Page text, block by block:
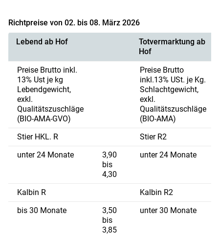
Richtpreise von 02. bis 08. März 2026
Lebend ab Hof
Totvermarktung ab
Hof
Preise Brutto inkl.
13% Ust je kg
Lebendgewicht,
exkl.
Qualitätszuschläge
(BIO-AMA-GVO)
Preise Brutto
inkl.13% USt. je Kg.
Schlachtgewicht,
exkl.
Qualitätszuschläge
(BIO-AMA)
Stier HKL. R
Stier R2
unter 24 Monate
3,90
bis
4,30
unter 24 Monate
Kalbin R
Kalbin R2
bis 30 Monate
3,50
bis
3,85
unter 30 Monate